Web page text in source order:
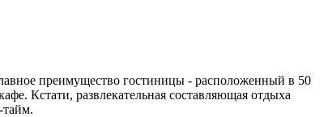
преимущество гостиницы - расположенный в 50
Кстати, развлекательная составляющая отдыха
тайм.